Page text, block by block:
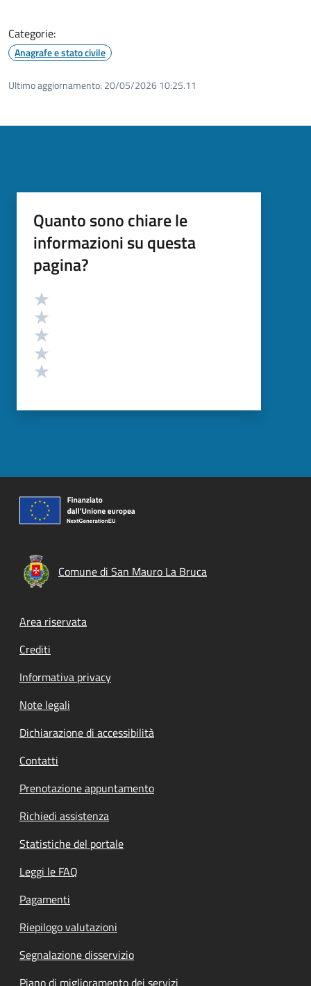
Categorie:
Anagrafe e stato civile
Ultimo aggiornamento: 20/05/2026 10:25.11
Quanto sono chiare le
informazioni su questa
pagina?
Valutazione
Comune di San Mauro La Bruca
Footer menu
Area riservata
Crediti
Informativa privacy
Note legali
Dichiarazione di accessibilità
Contatti
Prenotazione appuntamento
Richiedi assistenza
Statistiche del portale
Leggi le FAQ
Pagamenti
Riepilogo valutazioni
Segnalazione disservizio
Piano di miglioramento dei servizi